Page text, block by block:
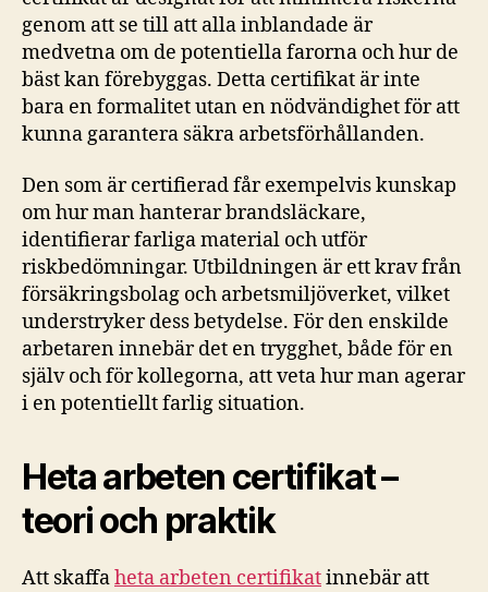
genom att se till att alla inblandade är
medvetna om de potentiella farorna och hur de
bäst kan förebyggas. Detta certifikat är inte
bara en formalitet utan en nödvändighet för att
kunna garantera säkra arbetsförhållanden.
Den som är certifierad får exempelvis kunskap
om hur man hanterar brandsläckare,
identifierar farliga material och utför
riskbedömningar. Utbildningen är ett krav från
försäkringsbolag och arbetsmiljöverket, vilket
understryker dess betydelse. För den enskilde
arbetaren innebär det en trygghet, både för en
själv och för kollegorna, att veta hur man agerar
i en potentiellt farlig situation.
Heta arbeten certifikat –
teori och praktik
Att skaffaheta arbeten certifikatinnebär att